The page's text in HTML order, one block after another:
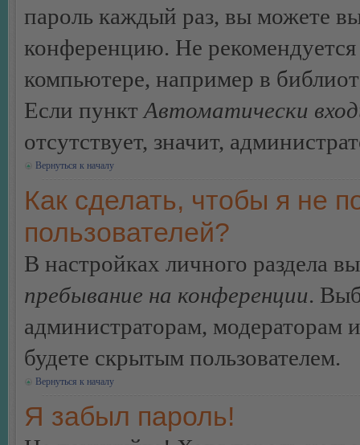
пароль каждый раз, вы можете
конференцию. Не
компьютере, например в
Если пункт Автоматически
отсутствует, значит,
Вернуться к началу
Как сделать, чтобы я не
пользователей?
В настройках личного раздела
пребывание на конференции.
администраторам, модераторам
будете скрытым пользователем.
Вернуться к началу
Я забыл пароль!